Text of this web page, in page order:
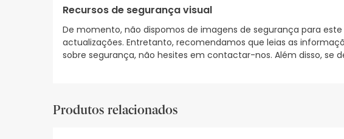
Recursos de segurança visual
De momento, não dispomos de imagens de segurança para
actualizações. Entretanto, recomendamos que leias as
sobre segurança, não hesites em contactar-nos. Além disso, se
Produtos relacionados